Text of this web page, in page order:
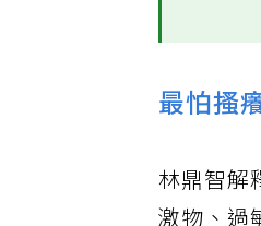
最怕搔
林鼎智解